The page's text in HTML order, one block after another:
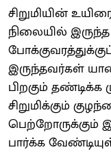
சிறுமியின்
நிலையில்
இருந்தவர்கள்
பிறகும்
சிறுமிக்கும்
பெற்றோருக்கும்
பார்க்க